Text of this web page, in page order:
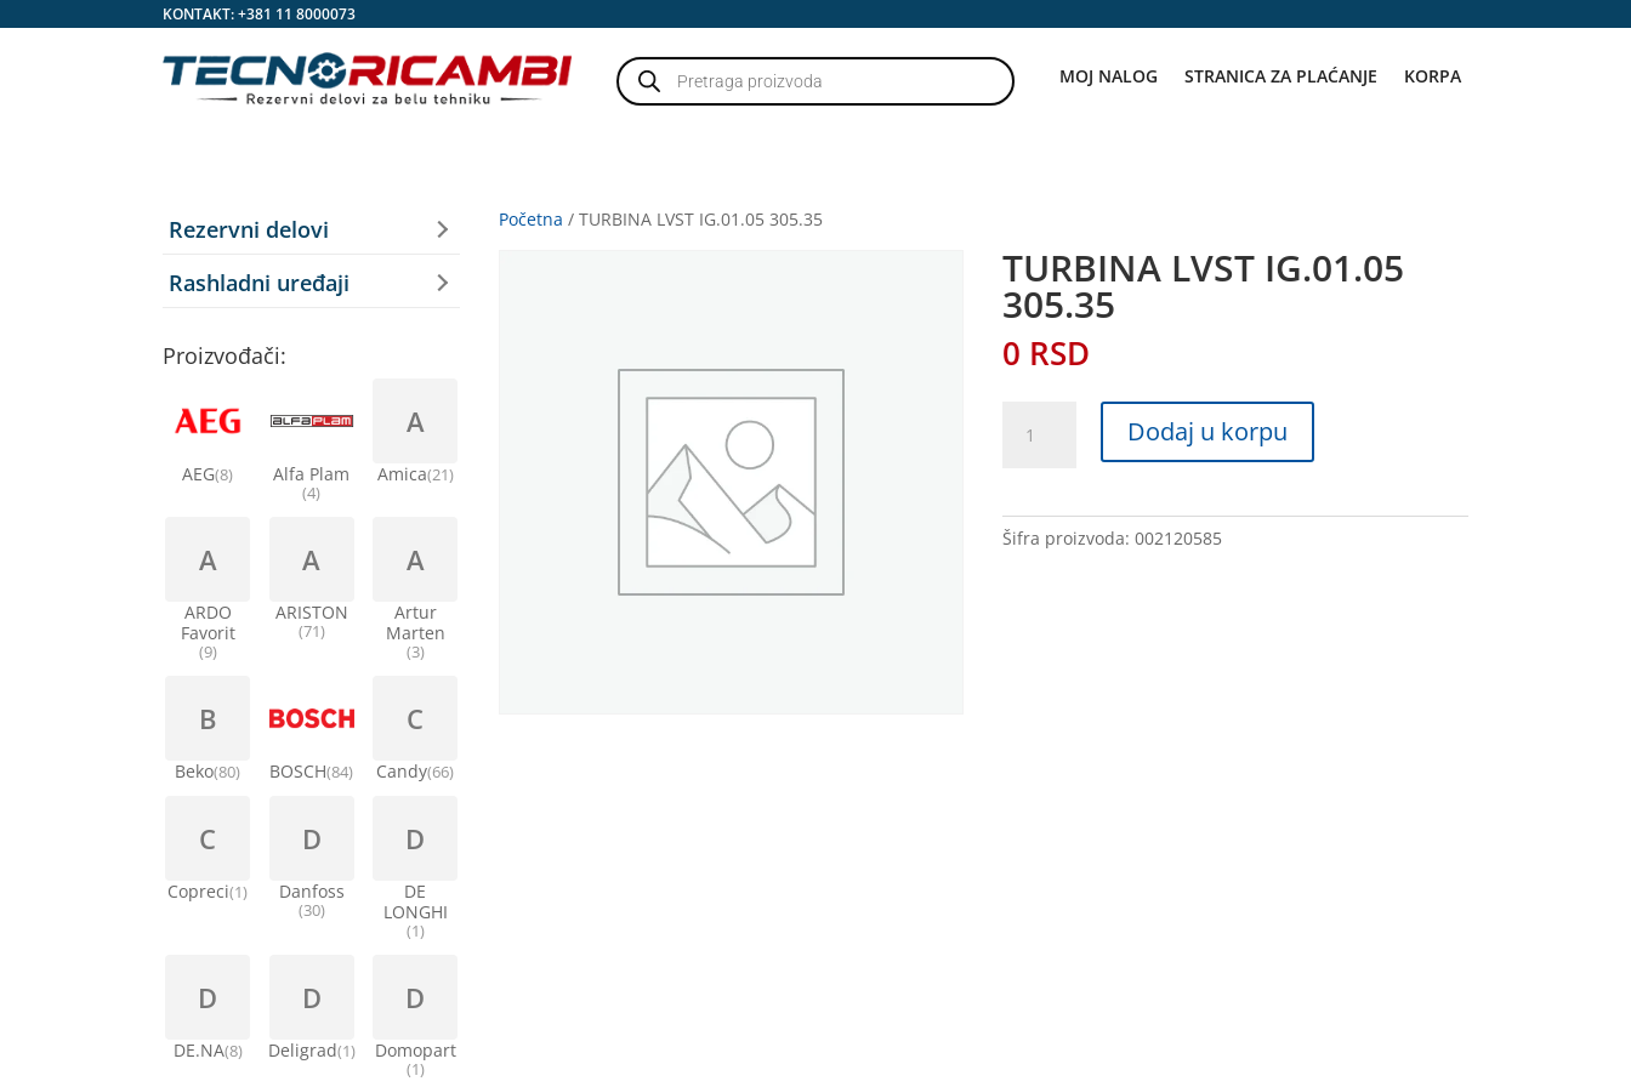
KONTAKT:+381 11 8000073
Products
search MOJ NALOG STRANICA ZA PLAĆANJE KORPA
Početna / TURBINA LVST IG.01.05 305.35
TURBINA LVST IG.01.05
305.35
0 RSD
LVST
količina
Dodaj u korpu
Šifra proizvoda:002120585
Rezervni delovi
Rashladni uređaji
Proizvođači:
AEG(8) Alfa Plam
(4)
A
Amica(21)
A
ARDO
Favorit
(9)
A
ARISTON
(71)
A
Artur
Marten
(3)
B
Beko(80) BOSCH(84)
C
Candy(66)
C
Copreci(1)
D
Danfoss
(30)
D
DE
LONGHI
(1)
D
DE.NA(8)
D
Deligrad(1)
D
Domopart
(1)